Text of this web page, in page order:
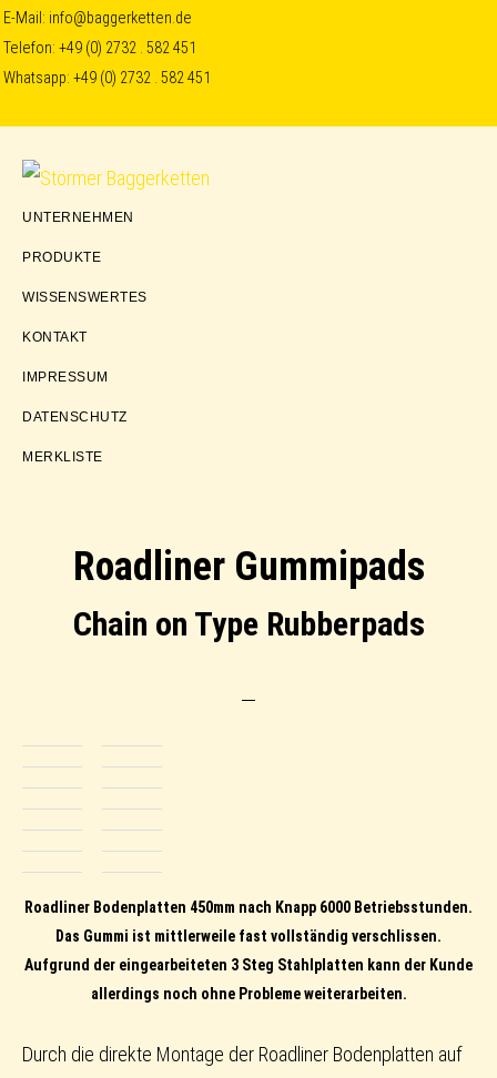
Skip
to
primary
navigation
Skip
to
content
Skip
to
E-Mail: info@baggerketten.de
Telefon:+49 (0) 2732 . 582 451
Whatsapp:+49 (0) 2732 . 582 451
Störmer
UNTERNEHMEN
PRODUKTE
WISSENSWERTES
KONTAKT
IMPRESSUM
DATENSCHUTZ
MERKLISTE
Roadliner Gummipads
Chain on Type Rubberpads
Roadliner Bodenplatten 450mm nach Knapp 6000 Betriebsstunden.
Das Gummi ist mittlerweile fast vollständig verschlissen.
Aufgrund der eingearbeiteten 3 Steg Stahlplatten kann der Kunde
allerdings noch ohne Probleme weiterarbeiten.
Durch die direkte Montage der Roadliner Bodenplatten auf